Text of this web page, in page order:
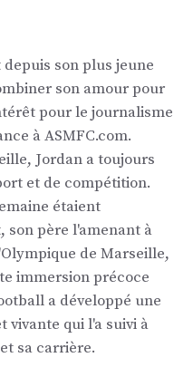
son plus jeune
son amour pour
pour le journalisme
à ASMFC.com.
Jordan a toujours
et de compétition.
étaient
son père l'amenant à
de Marseille,
immersion précoce
a développé une
vivante qui l'a suivi à
sa carrière.